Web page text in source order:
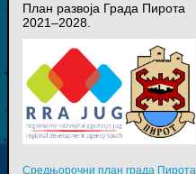
План развоја Града Пирота
2021–2028.
Средњорочни план града Пирота